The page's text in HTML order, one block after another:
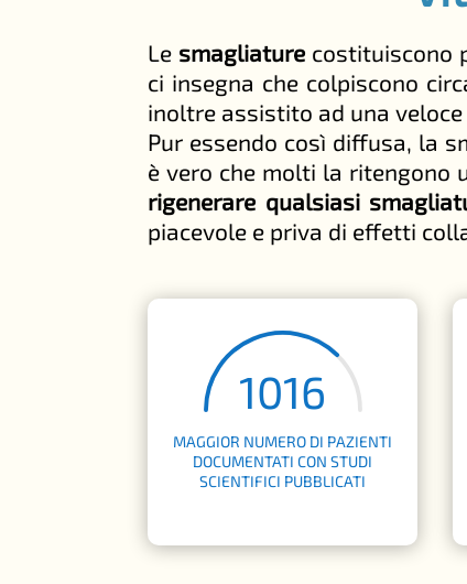
Le smagliature costituiscono
ci insegna che colpiscono
inoltre assistito ad una
Pur essendo così diffusa, la
è vero che molti la ritengono
rigenerare qualsiasi
piacevole e priva di effetti
1016
MAGGIOR NUMERO DI PAZIENTI
DOCUMENTATI CON STUDI
SCIENTIFICI PUBBLICATI